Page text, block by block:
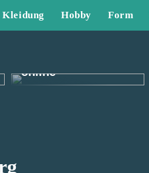
Kleidung Hobby Form
online